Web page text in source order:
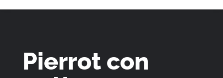
Pierrot con